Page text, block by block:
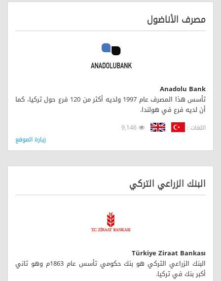
مصرف الأناضول
Anadolu Bank
تأسس هذا المصرف عام 1997 ولديه أكثر من 120 فرع حول تركيا، كما
أن لديه فرع في هولندا.
اللغات :
زيارة الموقع
البنك الزراعي التركي
Türkiye Ziraat Bankası
البنك الزراعي التركي هو بنك حكومي تأسس عام 1863م وهو ثاني
أكبر بنك في تركيا.